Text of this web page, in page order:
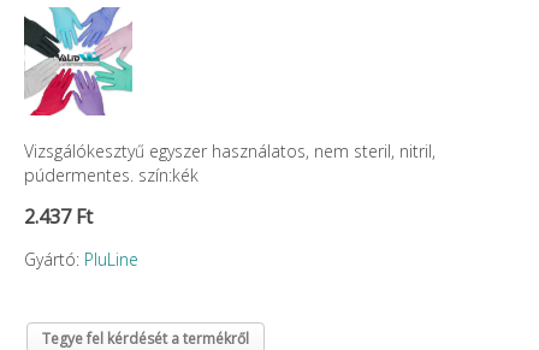
Vizsgálókesztyű egyszer használatos, nem steril, nitril,
púdermentes. szín:kék
2.437 Ft
Gyártó: PluLine
Tegye fel kérdését a termékről